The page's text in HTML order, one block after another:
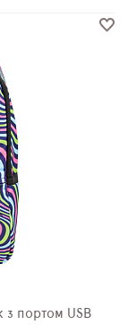
з портом USB